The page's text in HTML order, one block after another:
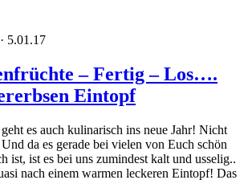
· 5.01.17
– Fertig – Los….
Eintopf
es auch kulinarisch ins neue Jahr! Nicht
da es gerade bei vielen von Euch schön
ist, ist es bei uns zumindest kalt und usselig..
nach einem warmen leckeren Eintopf! Das